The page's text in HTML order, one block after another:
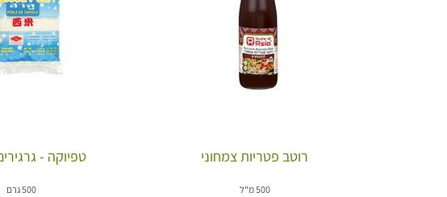
רוטב פטריות צמחוני
500 מ"ל
טפיוקה -
500 גרם